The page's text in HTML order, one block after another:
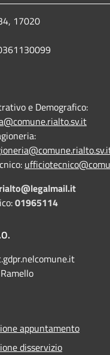
17020
e Demografico:
01965114
appuntamento
disservizio